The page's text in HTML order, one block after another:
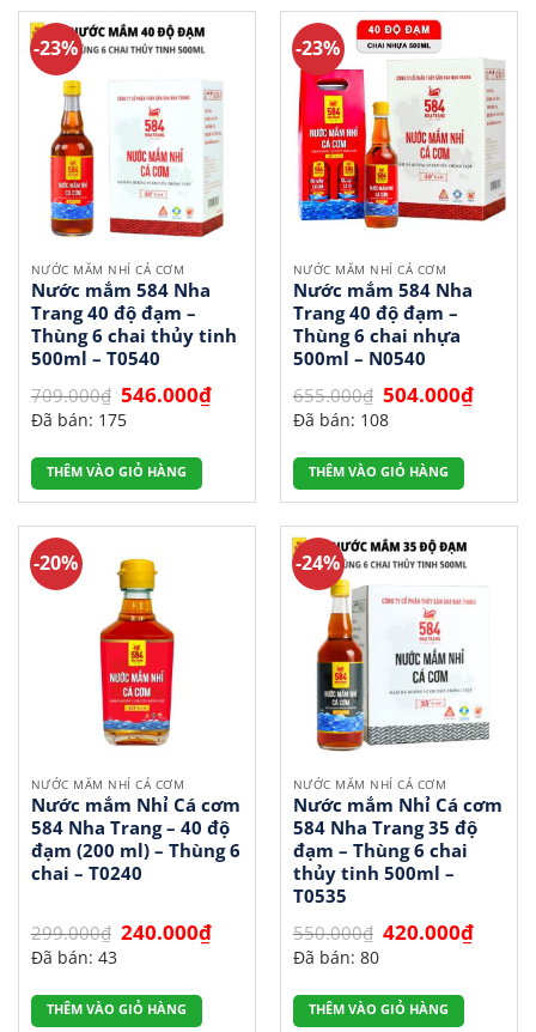
-23%
NƯỚC MẮM NHỈ CÁ CƠM
Nước mắm 584 Nha
Trang 40 độ đạm –
Thùng 6 chai thủy tinh
500ml – T0540
709.000₫ Giá
gốc
là:
546.000₫Giá
hiện
Đã bán: 175
THÊM VÀO GIỎ HÀNG
-23%
NƯỚC MẮM NHỈ CÁ CƠM
Nước mắm 584 Nha
Trang 40 độ đạm –
Thùng 6 chai nhựa
500ml – N0540
655.000₫ Giá
gốc
là:
504.000₫Giá
hiện
Đã bán: 108
THÊM VÀO GIỎ HÀNG
-20%
NƯỚC MẮM NHỈ CÁ CƠM
Nước mắm Nhỉ Cá cơm
584 Nha Trang – 40 độ
đạm (200 ml) – Thùng 6
chai – T0240
299.000₫ Giá
gốc
240.000₫Giá
hiện
Đã bán: 43
THÊM VÀO GIỎ HÀNG
-24%
NƯỚC MẮM NHỈ CÁ CƠM
Nước mắm Nhỉ Cá cơm
584 Nha Trang 35 độ
đạm – Thùng 6 chai
thủy tinh 500ml –
T0535
550.000₫ Giá
gốc
420.000₫Giá
hiện
Đã bán: 80
THÊM VÀO GIỎ HÀNG